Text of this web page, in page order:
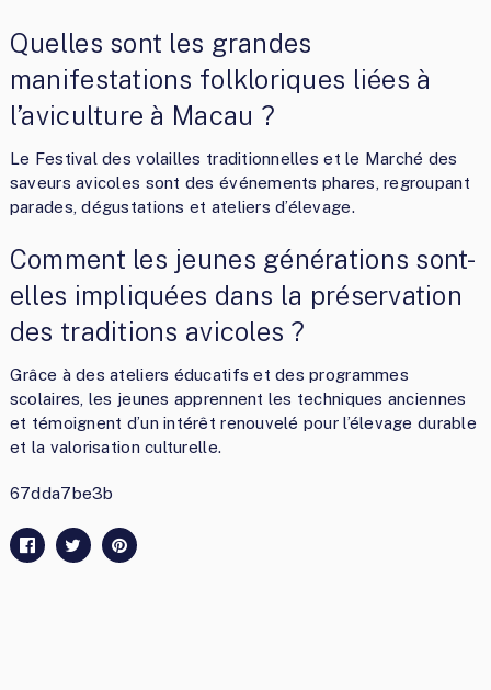
Quelles sont les grandes
manifestations folkloriques liées à
l’aviculture à Macau ?
Le Festival des volailles traditionnelles et le Marché des
saveurs avicoles sont des événements phares, regroupant
parades, dégustations et ateliers d’élevage.
Comment les jeunes générations sont-
elles impliquées dans la préservation
des traditions avicoles ?
Grâce à des ateliers éducatifs et des programmes
scolaires, les jeunes apprennent les techniques anciennes
et témoignent d’un intérêt renouvelé pour l’élevage durable
et la valorisation culturelle.
67dda7be3b